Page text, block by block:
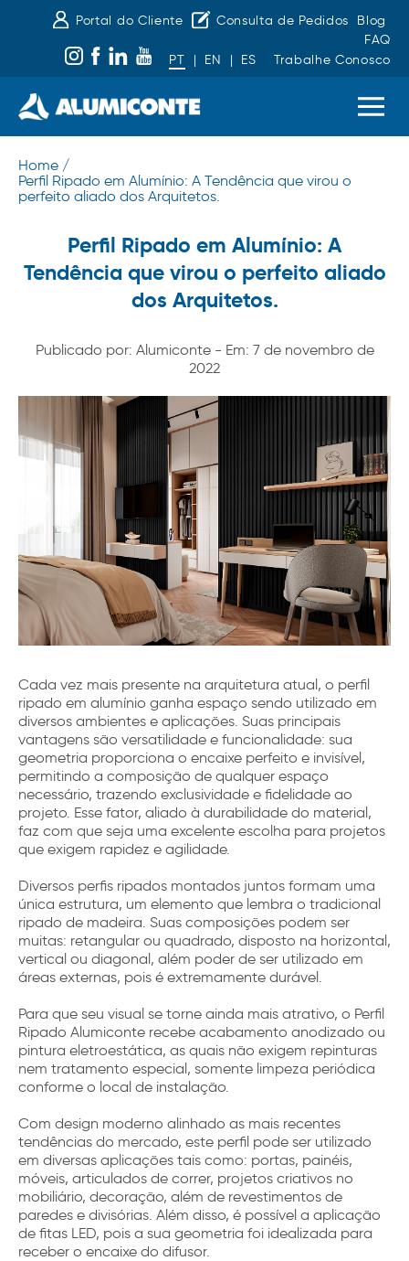
Portal do Cliente Consulta de Pedidos
Blog
FAQ
PT
| EN | ES Trabalhe Conosco
Home /
Perfil Ripado em Alumínio: A Tendência que virou o
perfeito aliado dos Arquitetos.
Perfil Ripado em Alumínio: A
Tendência que virou o perfeito aliado
dos Arquitetos.
Publicado por: Alumiconte - Em: 7 de novembro de
2022
Cada vez mais presente na arquitetura atual, o perfil
ripado em alumínio ganha espaço sendo utilizado em
diversos ambientes e aplicações. Suas principais
vantagens são versatilidade e funcionalidade: sua
geometria proporciona o encaixe perfeito e invisível,
permitindo a composição de qualquer espaço
necessário, trazendo exclusividade e fidelidade ao
projeto. Esse fator, aliado à durabilidade do material,
faz com que seja uma excelente escolha para projetos
que exigem rapidez e agilidade.
Diversos perfis ripados montados juntos formam uma
única estrutura, um elemento que lembra o tradicional
ripado de madeira. Suas composições podem ser
muitas: retangular ou quadrado, disposto na horizontal,
vertical ou diagonal, além poder de ser utilizado em
áreas externas, pois é extremamente durável.
Para que seu visual se torne ainda mais atrativo, o Perfil
Ripado Alumiconte recebe acabamento anodizado ou
pintura eletroestática, as quais não exigem repinturas
nem tratamento especial, somente limpeza periódica
conforme o local de instalação.
Com design moderno alinhado as mais recentes
tendências do mercado, este perfil pode ser utilizado
em diversas aplicações tais como: portas, painéis,
móveis, articulados de correr, projetos criativos no
mobiliário, decoração, além de revestimentos de
paredes e divisórias. Além disso, é possível a aplicação
de fitas LED, pois a sua geometria foi idealizada para
receber o encaixe do difusor.